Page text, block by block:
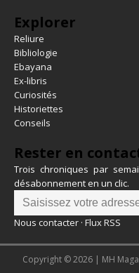
Explorer
Reliure
Bibliologie
Ebayana
Ex-libris
Curiosités
Historiettes
Conseils
Rester en
Trois chroniques par
désabonnement en un clic.
Nous contacter · Flux RSS
Copyright © 2026 | MH